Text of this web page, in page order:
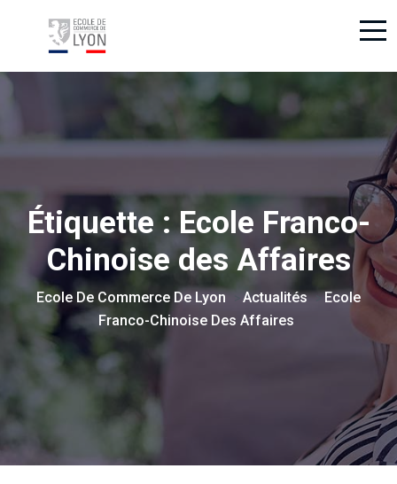
Étiquette :Ecole Franco-
Chinoise des Affaires
Ecole De Commerce De Lyon Actualités >Ecole
Franco-Chinoise Des Affaires